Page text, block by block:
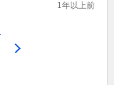
1年以上前